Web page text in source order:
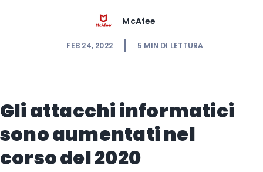
McAfee
FEB 24, 2022 5 MIN DI LETTURA
Gli attacchi informatici
sono aumentati nel
corso del 2020